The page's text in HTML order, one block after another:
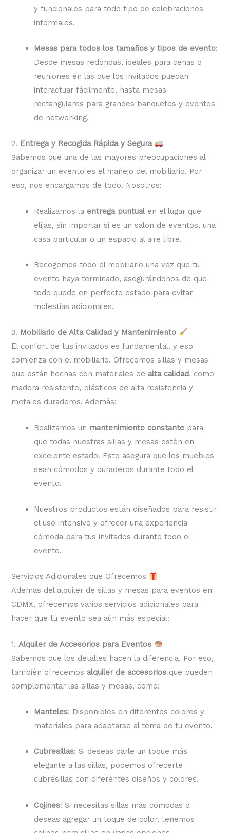
y funcionales para todo tipo de celebraciones
informales.
Mesas para todos los tamaños y tipos de evento:
Desde mesas redondas, ideales para cenas o
reuniones en las que los invitados puedan
interactuar fácilmente, hasta mesas
rectangulares para grandes banquetes y eventos
de networking.
2. Entrega y Recogida Rápida y Segura
Sabemos que una de las mayores preocupaciones al
organizar un evento es el manejo del mobiliario. Por
eso, nos encargamos de todo. Nosotros:
Realizamos la entrega puntualen el lugar que
elijas, sin importar si es un salón de eventos, una
casa particular o un espacio al aire libre.
Recogemos todo el mobiliario una vez que tu
evento haya terminado, asegurándonos de que
todo quede en perfecto estado para evitar
molestias adicionales.
3. Mobiliario de Alta Calidad y Mantenimiento
El confort de tus invitados es fundamental, y eso
comienza con el mobiliario. Ofrecemos sillas y mesas
que están hechas con materiales de alta calidad, como
madera resistente, plásticos de alta resistencia y
metales duraderos. Además:
Realizamos un mantenimiento constante para
que todas nuestras sillas y mesas estén en
excelente estado. Esto asegura que los muebles
sean cómodos y duraderos durante todo el
evento.
Nuestros productos están diseñados para resistir
el uso intensivo y ofrecer una experiencia
cómoda para tus invitados durante todo el
evento.
Servicios Adicionales que Ofrecemos
Además del alquiler de sillas y mesas para eventos en
CDMX, ofrecemos varios servicios adicionales para
hacer que tu evento sea aún más especial:
1.Alquiler de Accesorios para Eventos
Sabemos que los detalles hacen la diferencia. Por eso,
también ofrecemos alquiler de accesorios que pueden
complementar las sillas y mesas, como:
Manteles: Disponibles en diferentes colores y
materiales para adaptarse al tema de tu evento.
Cubresillas: Si deseas darle un toque más
elegante a las sillas, podemos ofrecerte
cubresillas con diferentes diseños y colores.
Cojines: Si necesitas sillas más cómodas o
deseas agregar un toque de color, tenemos